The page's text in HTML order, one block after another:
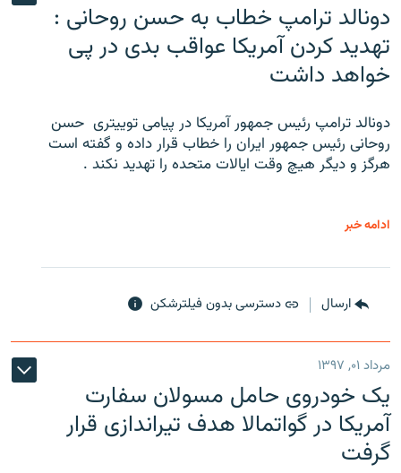
دونالد ترامپ خطاب به حسن روحانی :
تهدید کردن آمریکا عواقب بدی در پی
خواهد داشت
دونالد ترامپ رئیس جمهور آمریکا در پیامی توییتری ‌ حسن
روحانی رئیس جمهور ایران را خطاب قرار داده و گفته است
هرگز و دیگر هیچ وقت ایالات متحده را تهدید نکند .
ادامه خبر
ارسال دسترسی بدون فیلترشکن
مرداد ۰۱, ۱۳۹۷
یک خودروی حامل مسولان سفارت
آمریکا در گواتمالا هدف تیراندازی قرار
گرفت